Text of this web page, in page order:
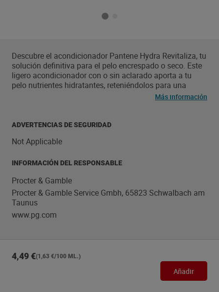
Descubre el acondicionador Pantene Hydra Revitaliza, tu
solución definitiva para el pelo encrespado o seco. Este
ligero acondicionador con o sin aclarado aporta a tu
pelo nutrientes hidratantes, reteniéndolos para una
hidratación duradera y un pelo visiblemente sano. Úsalo
tu rutina con nuestro protector térmico para una
Más información
ADVERTENCIAS DE SEGURIDAD
Not Applicable
INFORMACIÓN DEL RESPONSABLE
Procter & Gamble
Procter & Gamble Service Gmbh, 65823 Schwalbach am
Taunus
www.pg.com
4,49 €(1,63 €/100 ML.)
Añadir